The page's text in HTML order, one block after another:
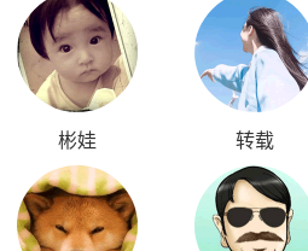
彬娃 转载